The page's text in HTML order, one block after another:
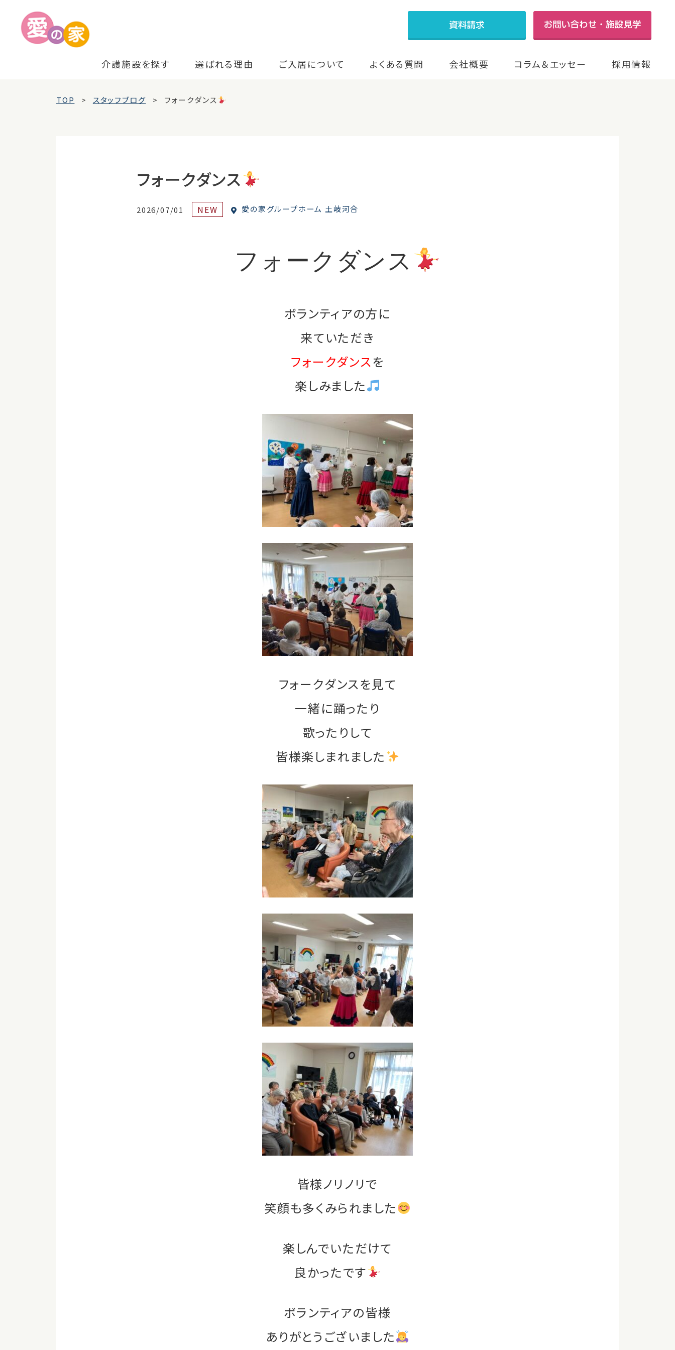
介護施設を探す 選ばれる理由 ご入居について よくある質問 会社概要 コラム＆エッセー 採用情報
TOP スタッフブログ フォークダンス
フォークダンス
2026/07/01 NEW 愛の家グループホーム 土岐河合
フォークダンス
ボランティアの方に
来ていただき
フォークダンスを
楽しみました
フォークダンスを見て
一緒に踊ったり
歌ったりして
皆様楽しまれました
皆様ノリノリで
笑顔も多くみられました
楽しんでいただけて
良かったです
ボランティアの皆様
ありがとうございました